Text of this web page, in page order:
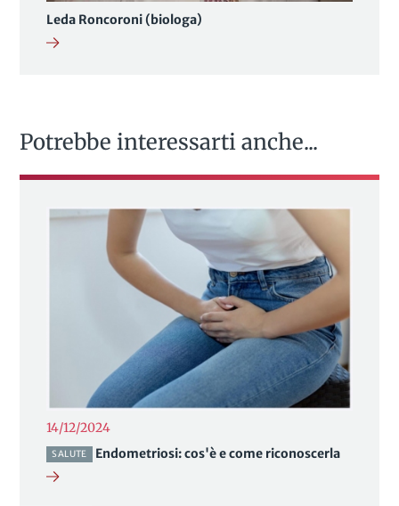
Leda Roncoroni (biologa)
Potrebbe interessarti anche...
14/12/2024
SALUTE Endometriosi: cos'è e come riconoscerla